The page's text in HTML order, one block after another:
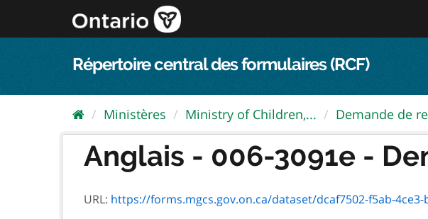
au
Répertoire central des formulaires (RCF)
Ministères Ministry of Children,... Demande de
Anglais - 006-3091e -
URL: https://forms.mgcs.gov.on.ca/dataset/dcaf7502-f5ab-4ce3-bb95-